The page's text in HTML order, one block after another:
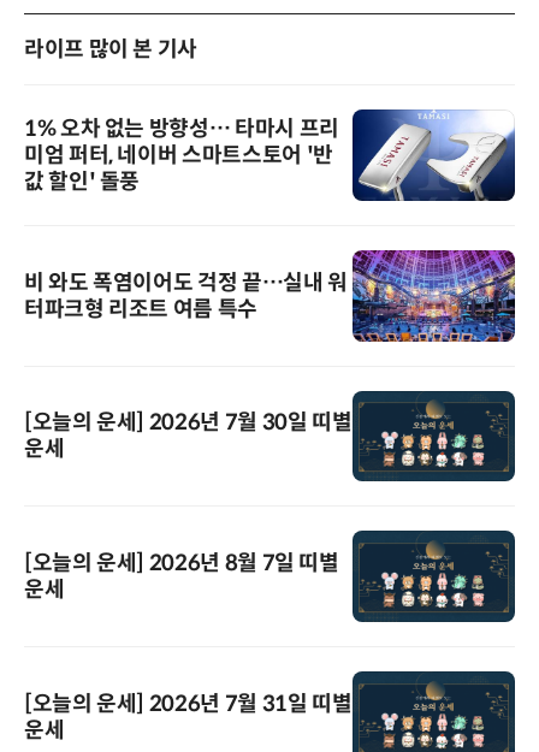
라이프 많이 본 기사
1% 오차 없는 방향성… 타마시 프리
미엄 퍼터, 네이버 스마트스토어 '반
값 할인' 돌풍
비 와도 폭염이어도 걱정 끝…실내 워
터파크형 리조트 여름 특수
[오늘의 운세] 2026년 7월 30일 띠별
운세
[오늘의 운세] 2026년 8월 7일 띠별
운세
[오늘의 운세] 2026년 7월 31일 띠별
운세